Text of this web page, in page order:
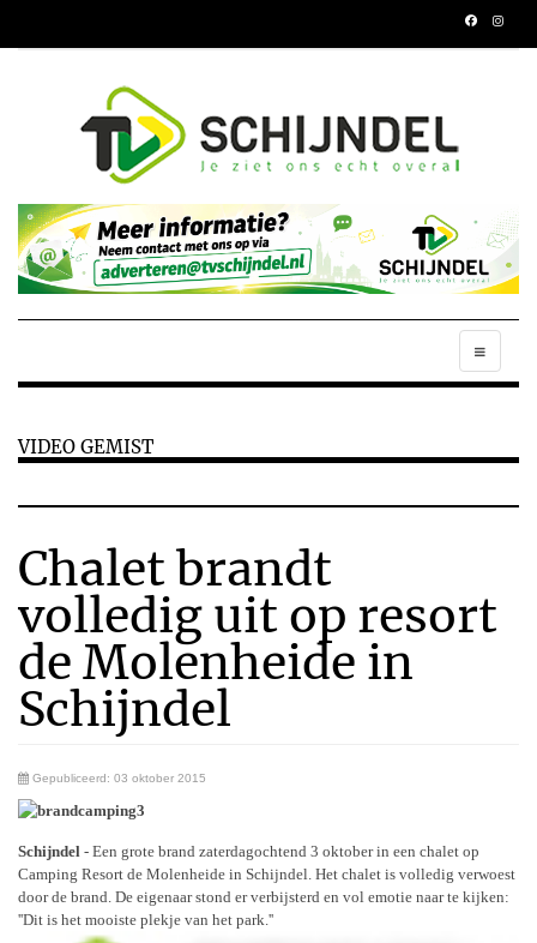
VIDEO GEMIST
Chalet brandt
volledig uit op resort
de Molenheide in
Schijndel
Gepubliceerd: 03 oktober 2015
Schijndel - Een grote brand zaterdagochtend 3 oktober in een chalet op
Camping Resort de Molenheide in Schijndel. Het chalet is volledig verwoest
door de brand. De eigenaar stond er verbijsterd en vol emotie naar te kijken:
''Dit is het mooiste plekje van het park.''